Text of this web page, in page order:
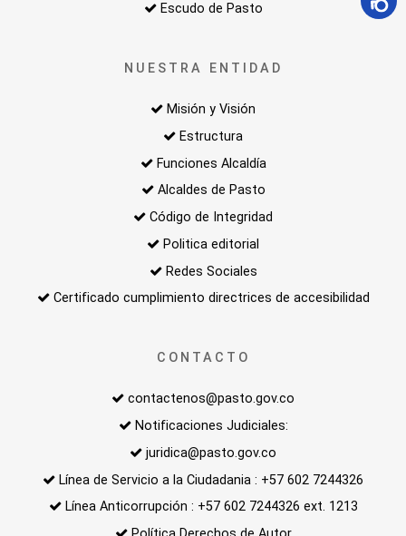
Escudo de Pasto
NUESTRA ENTIDAD
Misión y Visión
Estructura
Funciones Alcaldía
Alcaldes de Pasto
Código de Integridad
Politica editorial
Redes Sociales
Certificado cumplimiento directrices de accesibilidad
CONTACTO
contactenos@pasto.gov.co
Notificaciones Judiciales:
juridica@pasto.gov.co
Línea de Servicio a la Ciudadania : +57 602 7244326
Línea Anticorrupción : +57 602 7244326 ext. 1213